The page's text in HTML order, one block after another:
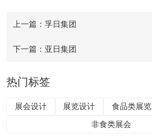
上一篇：孚日集团
下一篇：亚日集团
热门标签
展会设计 展览设计 食品类展览
非食类展会